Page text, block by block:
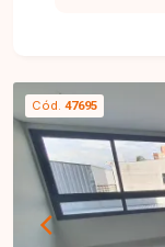
espaço
festas, todos
construtora.
ar-
embutidos,
84x84
Cód. 47695